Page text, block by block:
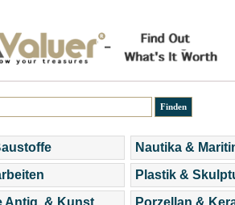
Antiq. & Kunst
Nautika &
Plastik &
Porzellan &